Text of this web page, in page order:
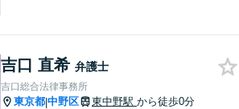
密着型の弁護士です。 おかげ
さまで、都内のみならず全国
からご相談をいただいており
吉口 直希 弁護士
吉口総合法律事務所
東京都|中野区 東中野駅 から徒歩0分